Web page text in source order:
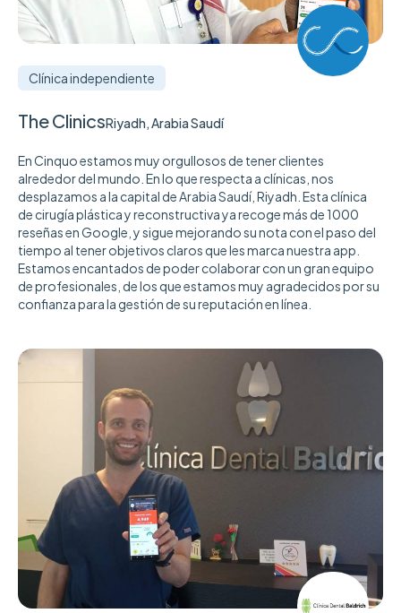
Clínica independiente
The ClinicsRiyadh, Arabia Saudí
En Cinquo estamos muy orgullosos de tener clientes
alrededor del mundo. En lo que respecta a clínicas, nos
desplazamos a la capital de Arabia Saudí, Riyadh. Esta clínica
de cirugía plástica y reconstructiva ya recoge más de 1000
reseñas en Google, y sigue mejorando su nota con el paso del
tiempo al tener objetivos claros que les marca nuestra app.
Estamos encantados de poder colaborar con un gran equipo
de profesionales, de los que estamos muy agradecidos por su
confianza para la gestión de su reputación en línea.